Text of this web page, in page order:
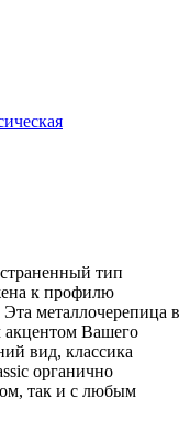
тип
к профилю
металлочерепица в
акцентом Вашего
вид, классика
органично
так и с любым